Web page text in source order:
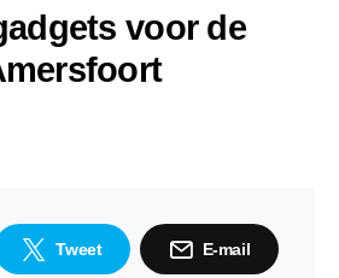
voor de
Tweet E-mail